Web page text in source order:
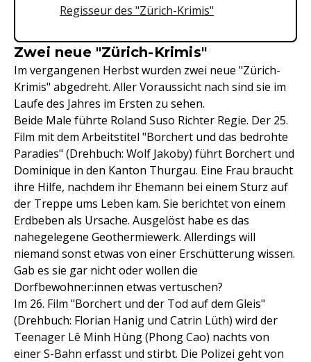
Regisseur des "Zürich-Krimis"
Zwei neue "Zürich-Krimis"
Im vergangenen Herbst wurden zwei neue "Zürich-
Krimis" abgedreht. Aller Voraussicht nach sind sie im
Laufe des Jahres im Ersten zu sehen.
Beide Male führte Roland Suso Richter Regie. Der 25.
Film mit dem Arbeitstitel "Borchert und das bedrohte
Paradies" (Drehbuch: Wolf Jakoby) führt Borchert und
Dominique in den Kanton Thurgau. Eine Frau braucht
ihre Hilfe, nachdem ihr Ehemann bei einem Sturz auf
der Treppe ums Leben kam. Sie berichtet von einem
Erdbeben als Ursache. Ausgelöst habe es das
nahegelegene Geothermiewerk. Allerdings will
niemand sonst etwas von einer Erschütterung wissen.
Gab es sie gar nicht oder wollen die
Dorfbewohner:innen etwas vertuschen?
Im 26. Film "Borchert und der Tod auf dem Gleis"
(Drehbuch: Florian Hanig und Catrin Lüth) wird der
Teenager Lê Minh Hùng (Phong Cao) nachts von
einer S-Bahn erfasst und stirbt. Die Polizei geht von